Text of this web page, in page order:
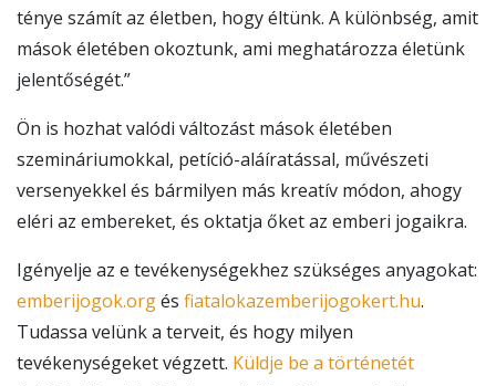
ténye számít az életben, hogy éltünk. A különbség, amit
mások életében okoztunk, ami meghatározza életünk
jelentőségét.”
Ön is hozhat valódi változást mások életében
szemináriumokkal, petíció-aláíratással, művészeti
versenyekkel és bármilyen más kreatív módon, ahogy
eléri az embereket, és oktatja őket az emberi jogaikra.
Igényelje az e tevékenységekhez szükséges anyagokat:
emberijogok.orgés fiatalokazemberijogokert.hu.
Tudassa velünk a terveit, és hogy milyen
tevékenységeket végzett. Küldje be a történetét